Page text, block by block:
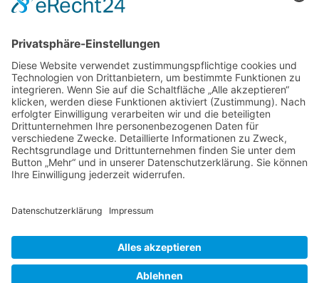
Impressum
Ralf Krauter – Science Reporter
Mehlemer Str. 15, 50968 Köln
USt-IdNr.: DE258510696
Kontakt
Tel.: 0221 / 27 18 396
Mail: